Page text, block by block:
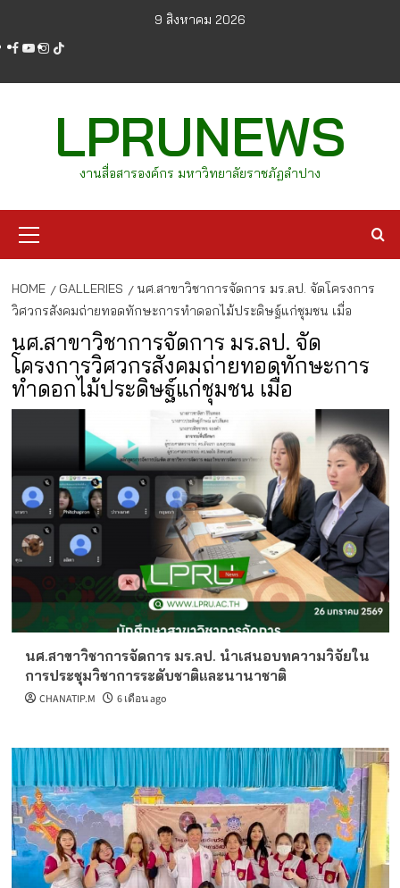
content
9 สิงหาคม 2026
facebook
youtube
instagram
tiktok
LPRUNEWS
งานสื่อสารองค์กร มหาวิทยาลัยราชภัฏลำปาง
Menu
HOME GALLERIES
นศ.สาขาวิชาการจัดการ มร.ลป. จัดโครงการ
วิศวกรสังคมถ่ายทอดทักษะการทำดอกไม้ประดิษฐ์แก่ชุมชน เมื่อ
นศ.สาขาวิชาการจัดการ มร.ลป. จัด
โครงการวิศวกรสังคมถ่ายทอดทักษะการ
ทำดอกไม้ประดิษฐ์แก่ชุมชน เมื่อ
นศ.สาขาวิชาการจัดการ มร.ลป. นำเสนอบทความวิจัยใน
การประชุมวิชาการระดับชาติและนานาชาติ
CHANATIP.M 6 เดือน ago